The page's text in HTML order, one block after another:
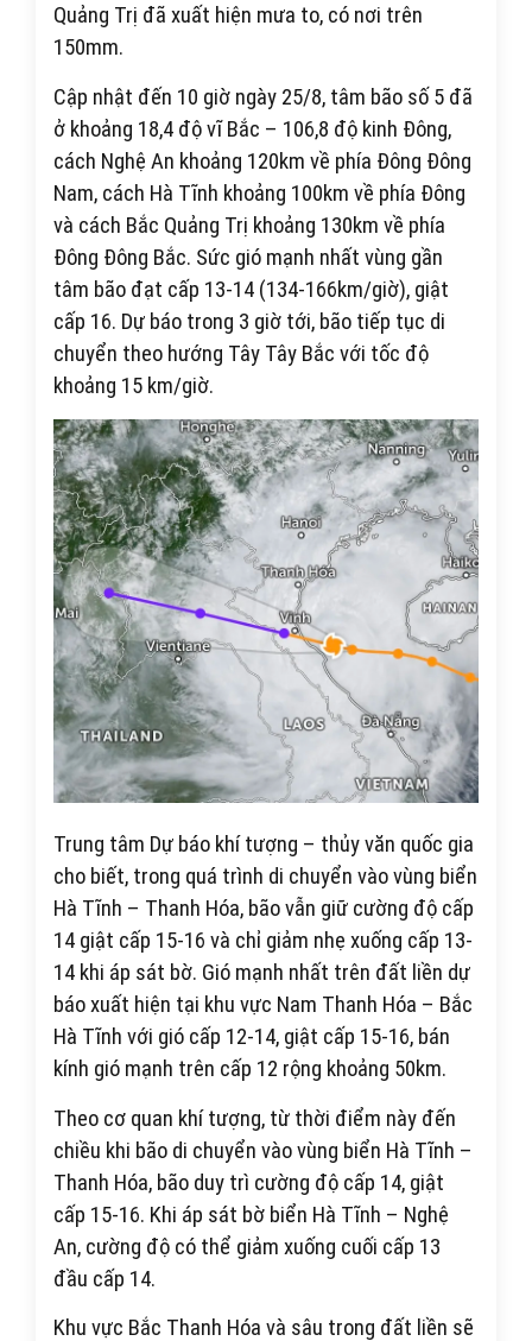
Quảng Trị đã xuất hiện mưa to, có nơi trên
150mm.
Cập nhật đến 10 giờ ngày 25/8, tâm bão số 5 đã
ở khoảng 18,4 độ vĩ Bắc – 106,8 độ kinh Đông,
cách Nghệ An khoảng 120km về phía Đông Đông
Nam, cách Hà Tĩnh khoảng 100km về phía Đông
và cách Bắc Quảng Trị khoảng 130km về phía
Đông Đông Bắc. Sức gió mạnh nhất vùng gần
tâm bão đạt cấp 13-14 (134-166km/giờ), giật
cấp 16. Dự báo trong 3 giờ tới, bão tiếp tục di
chuyển theo hướng Tây Tây Bắc với tốc độ
khoảng 15 km/giờ.
Trung tâm Dự báo khí tượng – thủy văn quốc gia
cho biết, trong quá trình di chuyển vào vùng biển
Hà Tĩnh – Thanh Hóa, bão vẫn giữ cường độ cấp
14 giật cấp 15-16 và chỉ giảm nhẹ xuống cấp 13-
14 khi áp sát bờ. Gió mạnh nhất trên đất liền dự
báo xuất hiện tại khu vực Nam Thanh Hóa – Bắc
Hà Tĩnh với gió cấp 12-14, giật cấp 15-16, bán
kính gió mạnh trên cấp 12 rộng khoảng 50km.
Theo cơ quan khí tượng, từ thời điểm này đến
chiều khi bão di chuyển vào vùng biển Hà Tĩnh –
Thanh Hóa, bão duy trì cường độ cấp 14, giật
cấp 15-16. Khi áp sát bờ biển Hà Tĩnh – Nghệ
An, cường độ có thể giảm xuống cuối cấp 13
đầu cấp 14.
Khu vực Bắc Thanh Hóa và sâu trong đất liền sẽ